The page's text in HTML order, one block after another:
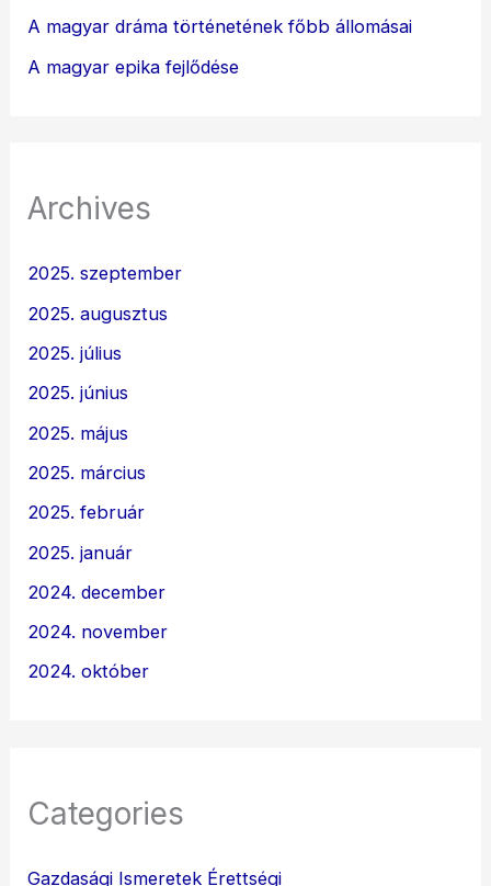
A magyar dráma történetének főbb állomásai
A magyar epika fejlődése
Archives
2025. szeptember
2025. augusztus
2025. július
2025. június
2025. május
2025. március
2025. február
2025. január
2024. december
2024. november
2024. október
Categories
Gazdasági Ismeretek Érettségi